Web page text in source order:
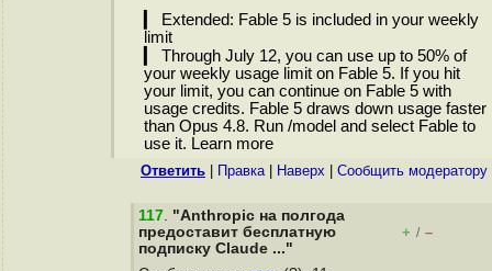
▎ Extended: Fable 5 is included in your weekly
limit
▎ Through July 12, you can use up to 50% of
your weekly usage limit on Fable 5. If you hit
your limit, you can continue on Fable 5 with
usage credits. Fable 5 draws down usage faster
than Opus 4.8. Run /model and select Fable to
use it. Learn more
Ответить Правка| Наверх Cообщить модератору
117. "Anthropic на полгода
предоставит бесплатную
подписку Claude ..."
+ / –